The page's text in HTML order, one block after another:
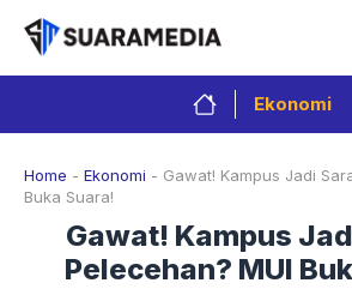
Langsung
isi
Ekonomi
Home - Ekonomi - Gawat! Kampus Jadi
Buka Suara!
Gawat! Kampus
Pelecehan? MUI